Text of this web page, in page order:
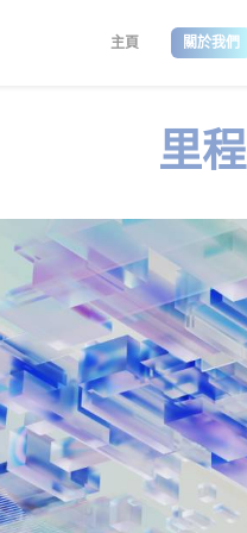
主頁 關於我們
里